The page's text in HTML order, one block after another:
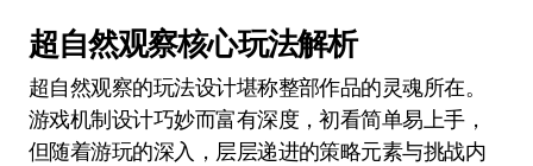
超自然观察核心玩法解析
超自然观察的玩法设计堪称整部作品的灵魂所在。
游戏机制设计巧妙而富有深度，初看简单易上手，
但随着游玩的深入，层层递进的策略元素与挑战内